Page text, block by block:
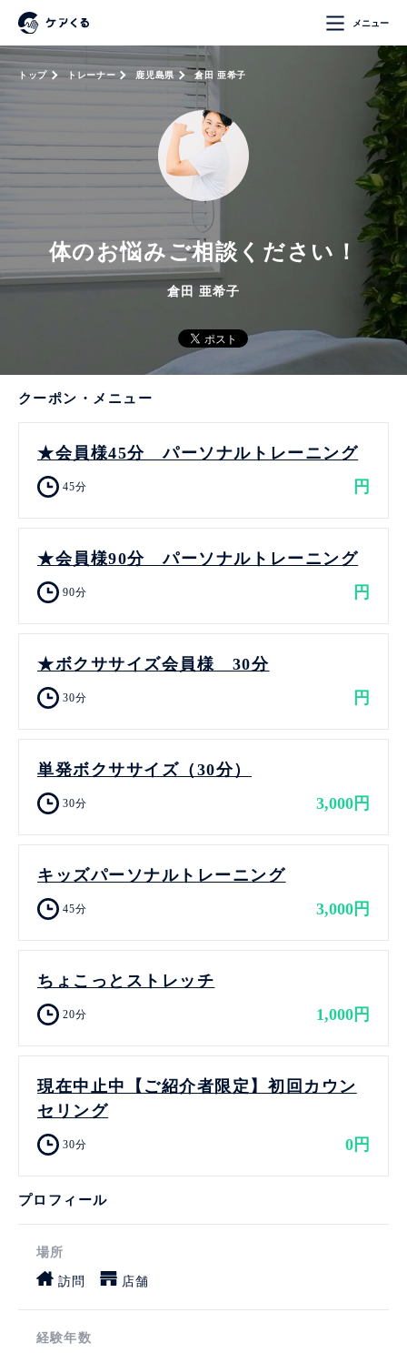
メニュー
トップ トレーナー 鹿児島県 倉田 亜希子
体のお悩みご相談ください！
倉田 亜希子
クーポン・メニュー
★会員様45分 パーソナルトレーニング
45分 円
★会員様90分 パーソナルトレーニング
90分 円
★ボクササイズ会員様 30分
30分 円
単発ボクササイズ（30分）
30分 3,000円
キッズパーソナルトレーニング
45分 3,000円
ちょこっとストレッチ
20分 1,000円
現在中止中【ご紹介者限定】初回カウン
セリング
30分 0円
プロフィール
場所
訪問 店舗
経験年数